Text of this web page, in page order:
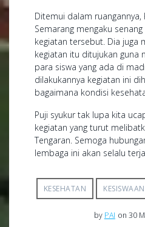
Ditemui dalam ruangannya,
Semarang mengaku
kegiatan tersebut. Dia juga
kegiatan itu ditujukan guna
para siswa yang ada di
dilakukannya kegiatan ini
bagaimana kondisi
Puji syukur tak lupa kita
kegiatan yang turut
Tengaran. Semoga
lembaga ini akan selalu
KESEHATAN KESISWAAN
by PAI on 30